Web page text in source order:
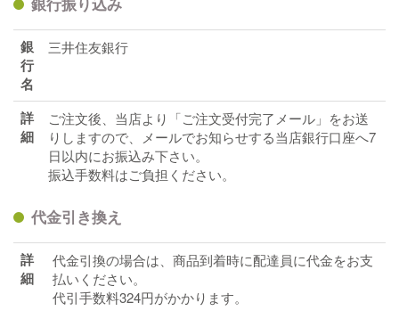
銀
行
名
三井住友銀行
詳
細
ご注文後、当店より「ご注文受付完了メール」をお送
りしますので、メールでお知らせする当店銀行口座へ7
日以内にお振込み下さい。
振込手数料はご負担ください。
代金引き換え
詳
細
代金引換の場合は、商品到着時に配達員に代金をお支
払いください。
代引手数料324円がかかります。